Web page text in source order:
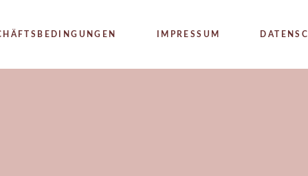
IMPRESSUM